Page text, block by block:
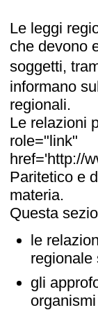
Le leggi
che devono
soggetti,
informano
regionali.
Le relazioni
role="link"
href='http://
Paritetico e
materia.
Questa
le
regionale
gli